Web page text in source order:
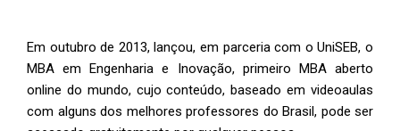
Em outubro de 2013, lançou, em parceria com o UniSEB, o
MBA em Engenharia e Inovação, primeiro MBA aberto
online do mundo, cujo conteúdo, baseado em videoaulas
com alguns dos melhores professores do Brasil, pode ser